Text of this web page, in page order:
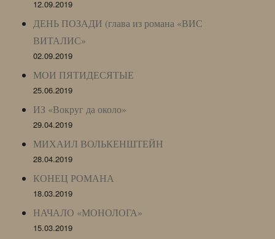
12.09.2019
ДЕНЬ ПОЗАДИ (глава из романа «ВИС
ВИТАЛИС»
02.09.2019
МОИ ПЯТИДЕСЯТЫЕ
25.06.2019
ИЗ «Вокруг да около»
29.04.2019
МИХАИЛ ВОЛЬКЕНШТЕЙН
28.04.2019
КОНЕЦ РОМАНА
18.03.2019
НАЧАЛО «МОНОЛОГА»
15.03.2019